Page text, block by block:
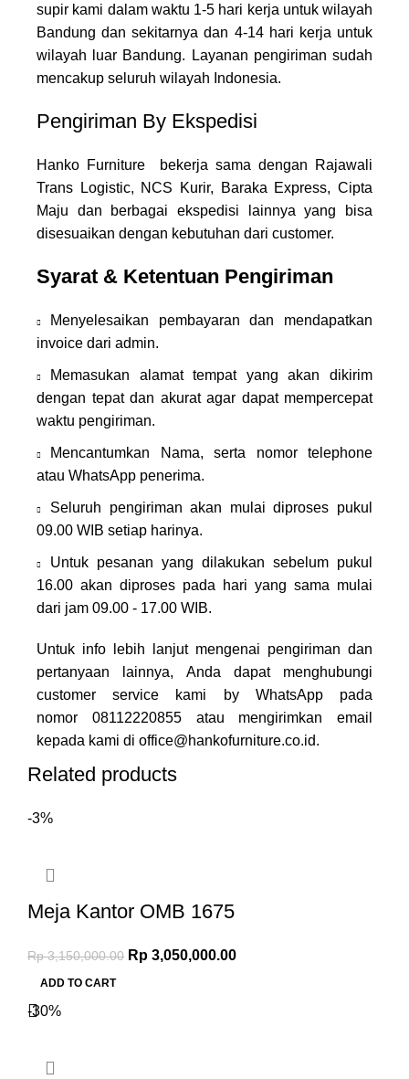
supir kami dalam waktu 1-5 hari kerja untuk wilayah
Bandung dan sekitarnya dan 4-14 hari kerja untuk
wilayah luar Bandung. Layanan pengiriman sudah
mencakup seluruh wilayah Indonesia.
Pengiriman By Ekspedisi
Hanko Furniture bekerja sama dengan Rajawali
Trans Logistic, NCS Kurir, Baraka Express, Cipta
Maju dan berbagai ekspedisi lainnya yang bisa
disesuaikan dengan kebutuhan dari customer.
Syarat & Ketentuan Pengiriman
Menyelesaikan pembayaran dan mendapatkan
invoice dari admin.
Memasukan alamat tempat yang akan dikirim
dengan tepat dan akurat agar dapat mempercepat
waktu pengiriman.
Mencantumkan Nama, serta nomor telephone
atau WhatsApp penerima.
Seluruh pengiriman akan mulai diproses pukul
09.00 WIB setiap harinya.
Untuk pesanan yang dilakukan sebelum pukul
16.00 akan diproses pada hari yang sama mulai
dari jam 09.00 - 17.00 WIB.
Untuk info lebih lanjut mengenai pengiriman dan
pertanyaan lainnya, Anda dapat menghubungi
customer service kami by WhatsApp pada
nomor 08112220855 atau mengirimkan email
kepada kami di office@hankofurniture.co.id.
Related products
-3%
Meja Kantor OMB 1675
Rp3,150,000.00 Rp 3,050,000.00
ADD TO CART
-30%